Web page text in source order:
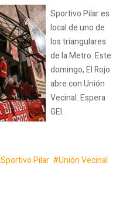
Sportivo Pilar es
local de uno de
los triangulares
de la Metro. Este
domingo, El Rojo
abre con Unión
Vecinal. Espera
GEI.
Sportivo Pilar
Unión Vecinal